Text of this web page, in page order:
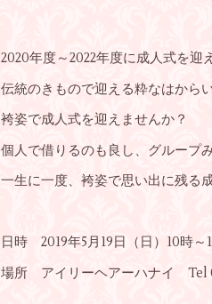
2020年度～2022年度に成人式を迎
伝統のきもので迎える粋なはからい
袴姿で成人式を迎えませんか？
個人で借りるのも良し、グループ
一生に一度、袴姿で思い出に残る
日時 2019年5月19日（日）10時～
場所 アイリーヘアーハナイ Tel